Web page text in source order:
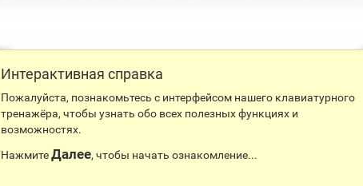
Интерактивная справка
Пожалуйста, познакомьтесь с интерфейсом нашего клавиатурного
тренажёра, чтобы узнать обо всех полезных функциях и
возможностях.
НажмитеДалее, чтобы начать ознакомление...